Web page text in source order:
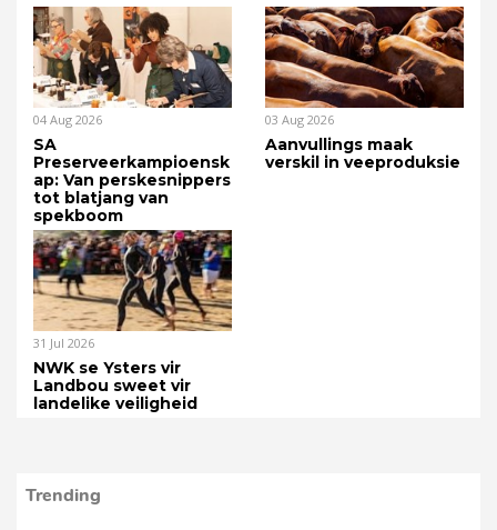
04 Aug 2026
SA
Preserveerkampioensk
ap: Van perskesnippers
tot blatjang van
spekboom
03 Aug 2026
Aanvullings maak
verskil in veeproduksie
31 Jul 2026
NWK se Ysters vir
Landbou sweet vir
landelike veiligheid
Trending